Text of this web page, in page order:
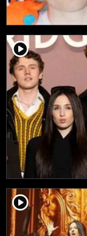
player2
player2